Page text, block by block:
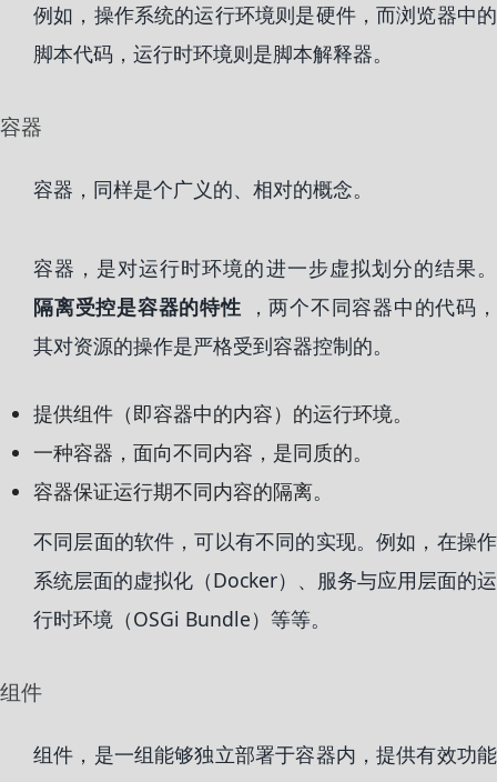
例如，操作系统的运行环境则是硬件，而浏览器中的
脚本代码，运行时环境则是脚本解释器。
容器
容器，同样是个广义的、相对的概念。
容器，是对运行时环境的进一步虚拟划分的结果。
隔离受控是容器的特性 ，两个不同容器中的代码，
其对资源的操作是严格受到容器控制的。
提供组件（即容器中的内容）的运行环境。
一种容器，面向不同内容，是同质的。
容器保证运行期不同内容的隔离。
不同层面的软件，可以有不同的实现。例如，在操作
系统层面的虚拟化（Docker）、服务与应用层面的运
行时环境（OSGi Bundle）等等。
组件
组件，是一组能够独立部署于容器内，提供有效功能